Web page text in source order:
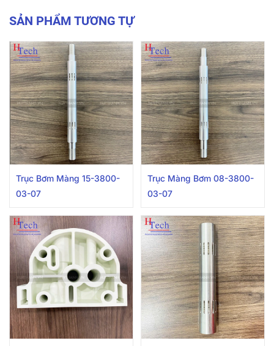
SẢN PHẨM TƯƠNG TỰ
Trục Bơm Màng 15-3800-
03-07
Trục Màng Bơm 08-3800-
03-07